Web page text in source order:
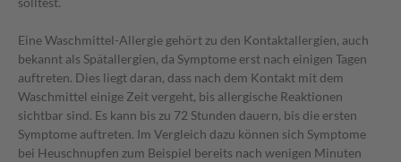
Eine Waschmittel-Allergie gehört zu den Kontaktallergien, auch
bekannt als Spätallergien, da Symptome erst nach einigen Tagen
auftreten. Dies liegt daran, dass nach dem Kontakt mit dem
Waschmittel einige Zeit vergeht, bis allergische Reaktionen
sichtbar sind. Es kann bis zu 72 Stunden dauern, bis die ersten
Symptome auftreten. Im Vergleich dazu können sich Symptome
bei Heuschnupfen zum Beispiel bereits nach wenigen Minuten